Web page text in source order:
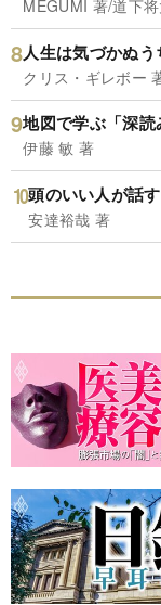
MEGUMI 著/道下
人生は気づかぬう
クリス・ギレボー
地図で学ぶ「深読
伊藤 敏 著
頭のいい人が話
安達裕哉 著